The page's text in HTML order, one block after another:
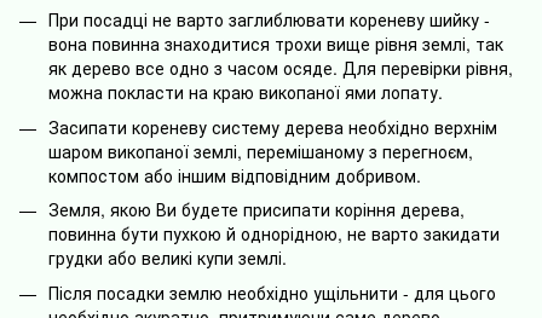
При посадці не варто заглиблювати кореневу шийку -
вона повинна знаходитися трохи вище рівня землі, так
як дерево все одно з часом осяде. Для перевірки рівня,
можна покласти на краю викопаної ями лопату.
Засипати кореневу систему дерева необхідно верхнім
шаром викопаної землі, перемішаному з перегноєм,
компостом або іншим відповідним добривом.
Земля, якою Ви будете присипати коріння дерева,
повинна бути пухкою й однорідною, не варто закидати
грудки або великі купи землі.
Після посадки землю необхідно ущільнити - для цього